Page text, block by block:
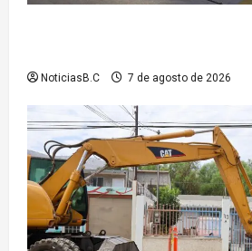
NoticiasB.C 7 de agosto de 2026